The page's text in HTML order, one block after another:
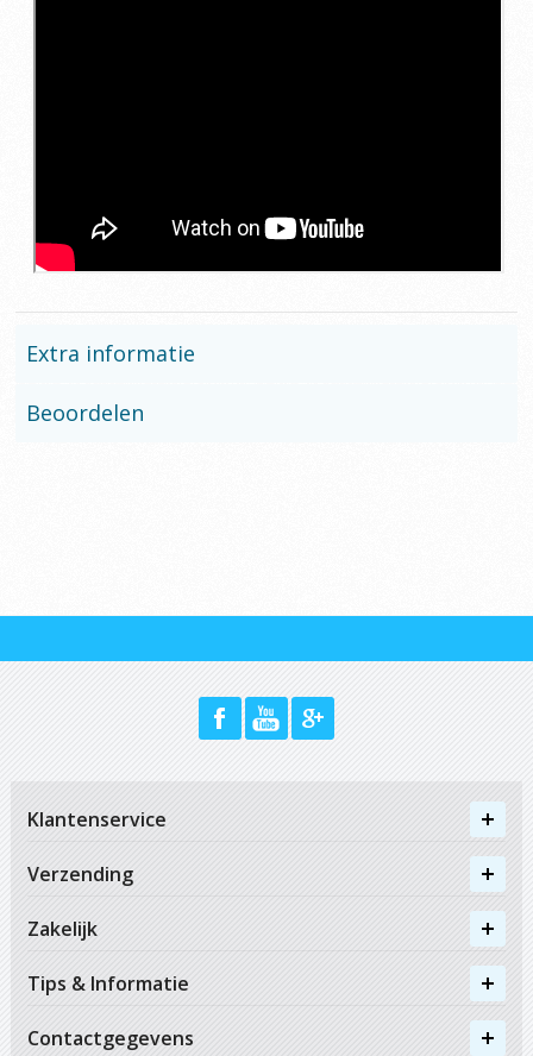
Extra informatie
Beoordelen
Klantenservice
Verzending
Zakelijk
Tips & Informatie
Contactgegevens